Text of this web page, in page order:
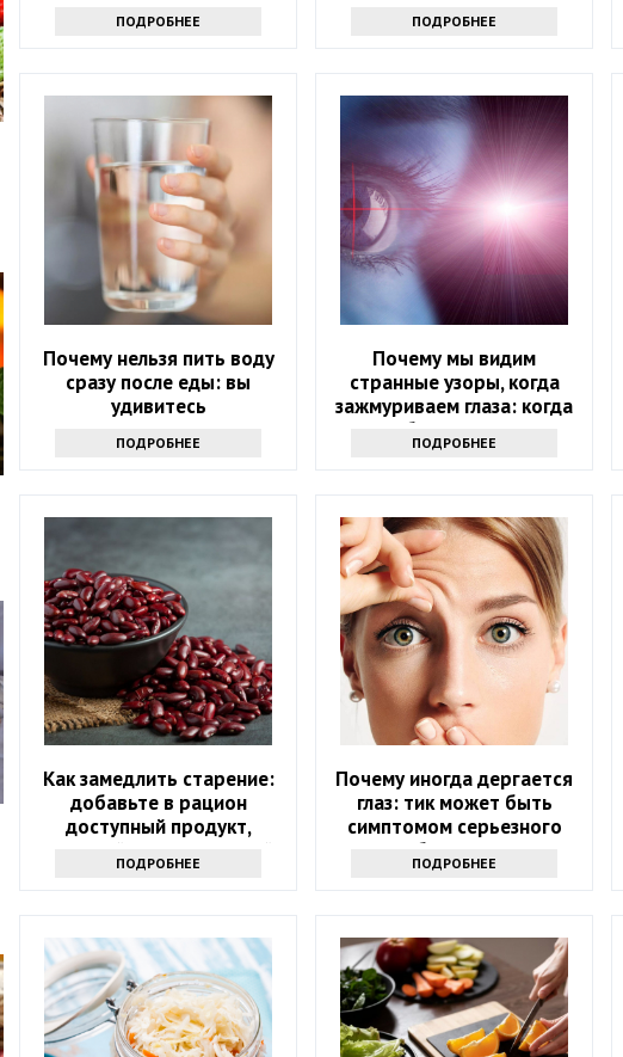
ПОДРОБНЕЕ ПОДРОБНЕЕ
Почему нельзя пить воду
сразу после еды: вы
удивитесь
ПОДРОБНЕЕ
Почему мы видим
странные узоры, когда
зажмуриваем глаза: когда
стоит обратиться к врачу
ПОДРОБНЕЕ
Как замедлить старение:
добавьте в рацион
доступный продукт,
который есть на каждой
кухне
ПОДРОБНЕЕ
Почему иногда дергается
глаз: тик может быть
симптомом серьезного
заболевания
ПОДРОБНЕЕ